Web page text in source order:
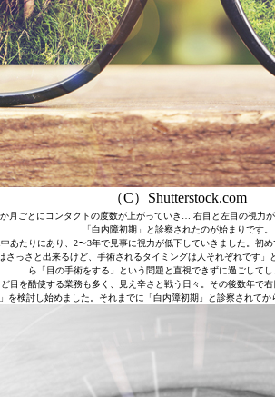
（C）Shutterstock.com
月ごとにコンタクトの度数が上がっていき… 右目と左目の視力
「白内障初期」と診察されたのが始まりです。
あたりにあり、2〜3年で見事に視力が低下していきました。初
っさと出来るけど、手術されるタイミングは人それぞれです
ら「目の手術をする」という問題と直視できずに過ごしてし
目を酷使する業務も多く、見え辛さと戦う日々。その後数年で
を検討し始めました。それまでに「白内障初期」と診察されてか